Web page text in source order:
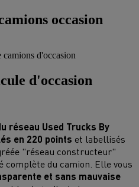
occasion
camions d'occasion
d'occasion
réseau Used Trucks By
en 220 points et labellisés
"réseau constructeur"
du camion. Elle vous
et sans mauvaise